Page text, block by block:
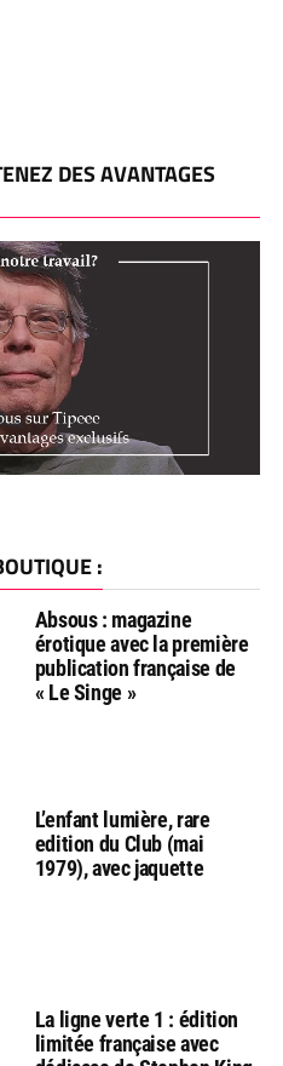
DES AVANTAGES
:
Absous : magazine
érotique avec la première
publication française de
« Le Singe »
L’enfant lumière, rare
edition du Club (mai
1979), avec jaquette
La ligne verte 1 : édition
limitée française avec